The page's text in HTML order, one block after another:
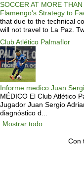
SOCCER AT MORE
Flamengo's Strategy to
that due to the technical
will not travel to La Paz.
Club Atlético Palmaflor
Informe medico Juan
MÉDICO El Club Atlético
Jugador Juan Sergio
diagnóstico d...
Mostrar todo
Con